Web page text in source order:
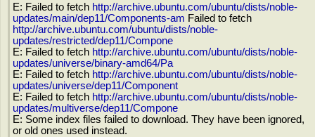
E: Failed to fetch http://archive.ubuntu.com/ubuntu/dists/noble-
updates/main/dep11/Components-am Failed to fetch
http://archive.ubuntu.com/ubuntu/dists/noble-
updates/restricted/dep11/Compone
E: Failed to fetch http://archive.ubuntu.com/ubuntu/dists/noble-
updates/universe/binary-amd64/Pa
E: Failed to fetch http://archive.ubuntu.com/ubuntu/dists/noble-
updates/universe/dep11/Component
E: Failed to fetch http://archive.ubuntu.com/ubuntu/dists/noble-
updates/multiverse/dep11/Compone
E: Some index files failed to download. They have been ignored,
or old ones used instead.